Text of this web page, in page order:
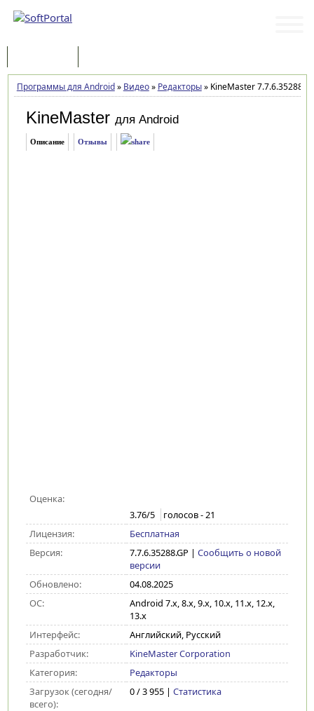
Программы для Android» Видео» Редакторы»KineMaster
KineMaster для Android
Описание Отзывы
Оценка:
3.76/5 голосов -21
Лицензия:
Бесплатная
Версия:
7.7.6.35288.GP | Сообщить о новой
версии
Обновлено:
04.08.2025
ОС:
Android 7.x, 8.x, 9.x, 10.x, 11.x, 12.x,
13.x
Интерфейс:
Английский, Русский
Разработчик:
KineMaster Corporation
Категория:
Редакторы
Загрузок (сегодня/
всего):
0 / 3 955 | Статистика